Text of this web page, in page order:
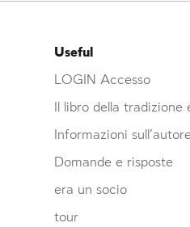
Useful
LOGIN Accesso
Il libro della tradizione
Informazioni sull’autore
Domande e risposte
era un socio
tour